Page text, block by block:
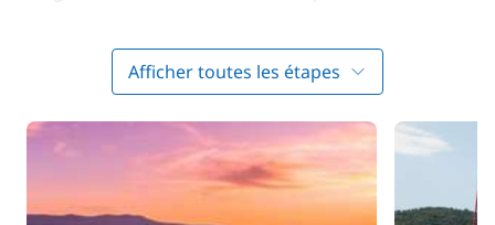
un premier plongeon. À votre arrivée à Vathi, vous
découvrirez des maisons charmantes blanchies à la
chaux. Les amateurs de randonnée apprécieront les
sentiers qui longent la côte, offrant une vue sublime
sur la mer Ionienne. Après cela, vous aurez bien
mérité un rafraîchissement dans l'une des
nombreuses tavernes locales.
Afficher toutes les étapes